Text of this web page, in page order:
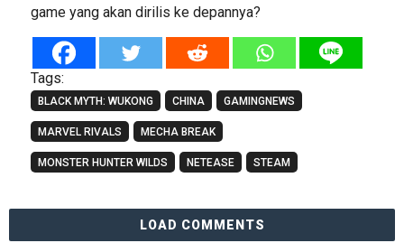
game yang akan dirilis ke depannya?
Tags:
BLACK MYTH: WUKONG CHINA GAMINGNEWS
MARVEL RIVALS MECHA BREAK
MONSTER HUNTER WILDS NETEASE STEAM
LOAD COMMENTS